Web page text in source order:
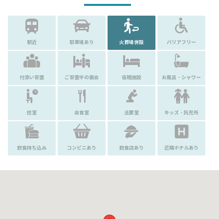
駅近 駐車場あり 火葬場併設 バリアフリー
付添い安置 ご安置中の面会 仮眠施設 お風呂・シャワー
控室 会食室 法要室 キッズ・託児所
飲食持ち込み コンビニあり 飲食店あり 近隣ホテルあり